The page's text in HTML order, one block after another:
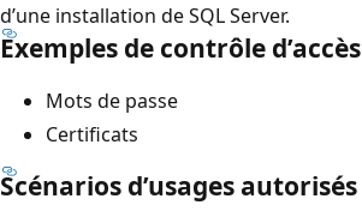
d’une installation de SQL Server.
Exemples de contrôle d’accès
Mots de passe
Certificats
Scénarios d’usages autorisés